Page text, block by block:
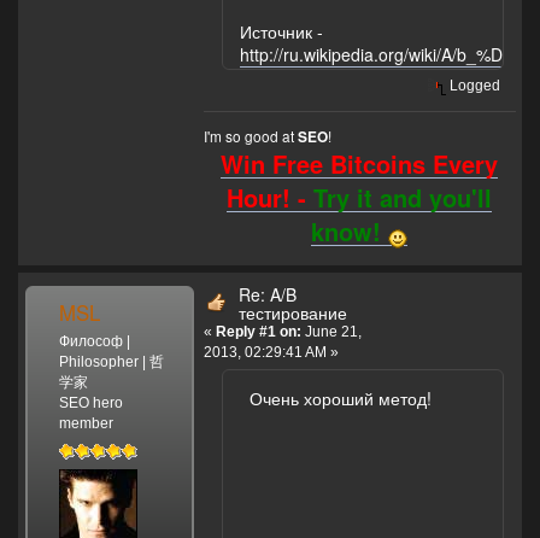
Источник -
http://ru.wikipedia.org/wiki/A/
Logged
I'm so good atSEO!
Win Free Bitcoins Every
Hour! -Try it and you'll
know!
MSL
Философ |
Philosopher | 哲
学家
SEO hero
member
Re: A/B
тестирование
« Reply #1 on: June 21,
2013, 02:29:41 AM »
Очень хороший метод!